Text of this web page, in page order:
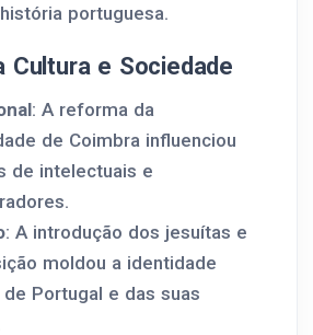
portuguesa.
Cultura e Sociedade
: A reforma da
de Coimbra influenciou
de intelectuais e
: A introdução dos jesuítas e
moldou a identidade
Portugal e das suas